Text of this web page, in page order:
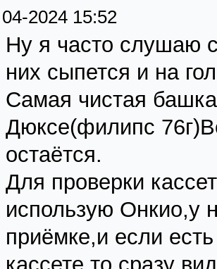
04-2024 15:52
Ну я часто слушаю
них сыпется и на
Самая чистая
Дюксе(филипс
остаётся.
Для проверки
использую Онкио,у
приёмке,и если